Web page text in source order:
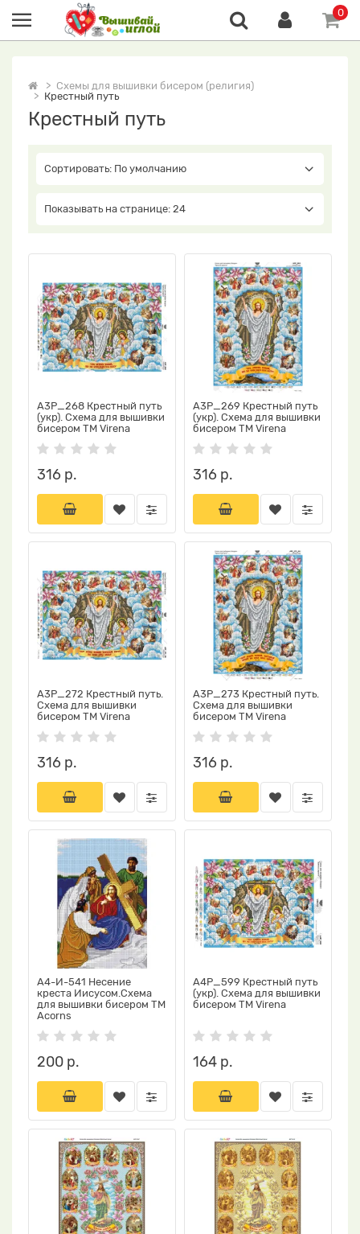
0
Схемы для вышивки бисером (религия)
Крестный путь
Крестный путь
Сортировать: По умолчанию
Показывать на странице: 24
А3Р_268 Крестный путь
(укр). Схема для вышивки
бисером ТМ Virena
316 р.
А3Р_269 Крестный путь
(укр). Схема для вышивки
бисером ТМ Virena
316 р.
А3Р_272 Крестный путь.
Схема для вышивки
бисером ТМ Virena
316 р.
А3Р_273 Крестный путь.
Схема для вышивки
бисером ТМ Virena
316 р.
А4-И-541 Несение
креста Иисусом.Схема
для вышивки бисером ТМ
Acorns
200 р.
А4Р_599 Крестный путь
(укр). Схема для вышивки
бисером TM Virena
164 р.